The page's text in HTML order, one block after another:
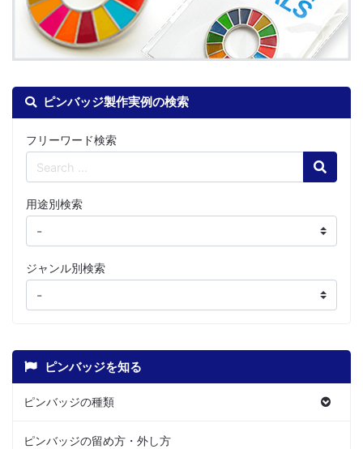
ピンバッジ製作実例の検索
フリーワード検索
Search
用途別検索
ジャンル別検索
ピンバッジを知る
ピンバッジの種類
ピンバッジの留め方・外し方